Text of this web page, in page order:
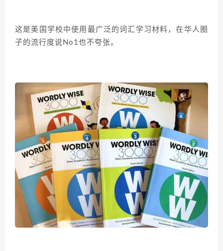
这是美国学校中使用最广泛的词汇学习材料，在华人圈
子的流行度说No1也不夸张。